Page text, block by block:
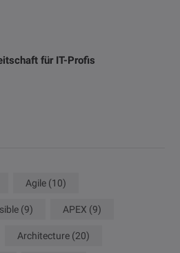
für IT-Profis
Agile (10)
(9) APEX (9)
Architecture (20)